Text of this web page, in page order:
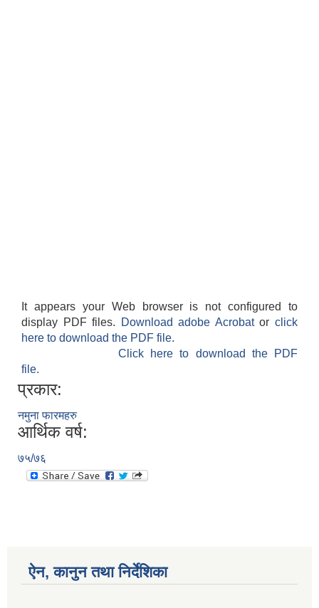
It appears your Web browser is not configured to
display PDF files.
Download adobe Acrobatorclick
here to download the PDF file.
Click here to download the PDF
file.
प्रकार:
नमुना फारमहरु
आर्थिक वर्ष:
७५/७६
ऐन, कानुन तथा निर्देशिका